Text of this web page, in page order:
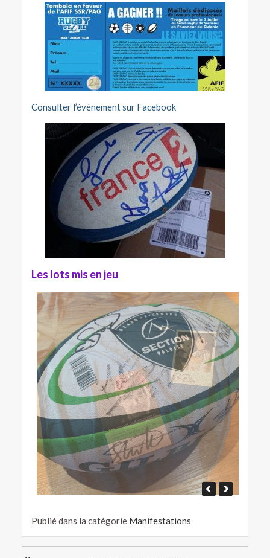
Consulter l’événement sur Facebook
Les lots mis en jeu
Publié dans la catégorie Manifestations